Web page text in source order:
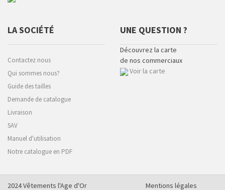
LA SOCIÉTÉ
Contactez nous
Qui sommes nous?
Guide des tailles
Demande de catalogue
Livraison
SAV
Manuel d'utilisation
Notre catalogue en PDF
UNE QUESTION ?
Découvrez la carte
de nos commerciaux
Voir la carte
2024 Vêtements l'Age d'Or Mentions légales